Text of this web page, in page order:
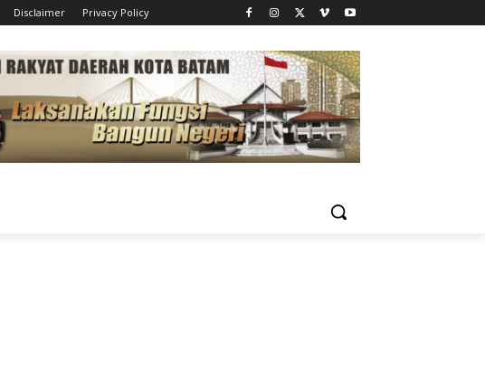
Disclaimer Privacy Policy